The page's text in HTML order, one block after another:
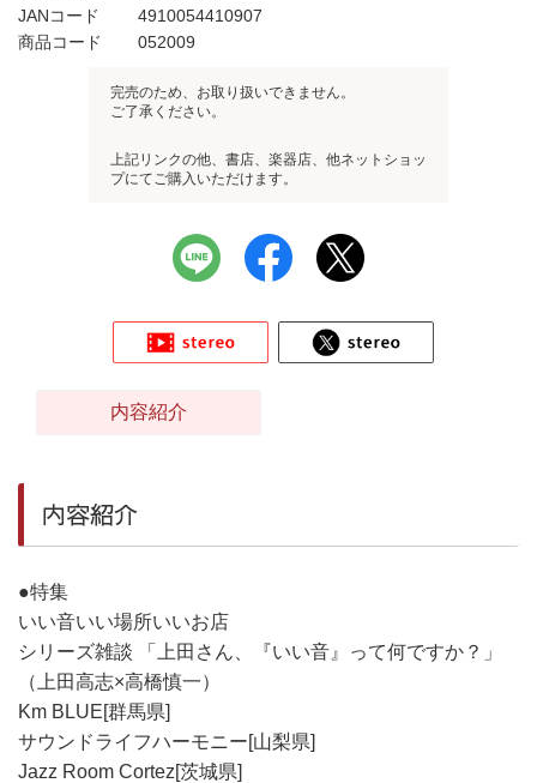
JANコード
4910054410907
商品コード
052009
完売のため、お取り扱いできません。
ご了承ください。
上記リンクの他、書店、楽器店、他ネットショッ
プにてご購入いただけます。
内容紹介
内容紹介
●特集
いい音いい場所いいお店
シリーズ雑談 「上田さん、『いい音』って何ですか？」
（上田高志×高橋慎一）
Km BLUE[群馬県]
サウンドライフハーモニー[山梨県]
Jazz Room Cortez[茨城県]